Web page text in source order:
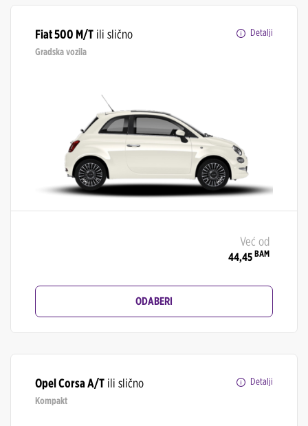
Fiat 500 M/T ili slično
Detalji
Gradska vozila
Već od
44,45 BAM
ODABERI
Opel Corsa A/T ili slično
Detalji
Kompakt